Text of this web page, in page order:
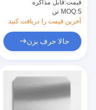
Grade Cold Rolled,
Anti-Rust & Corrosion
Resistant
قیمت:قابل مذاکره
MOQ:5 تن
آخرین قیمت را دریافت کنید
حالا حرف بزن